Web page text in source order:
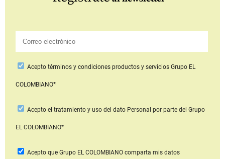
Aceptotérminos y condiciones productos y serviciosGrupo EL
COLOMBIANO*
Acepto el tratamiento y uso del dato Personal por parte del Grupo
EL COLOMBIANO*
Acepto que Grupo EL COLOMBIANOcomparta mis datos